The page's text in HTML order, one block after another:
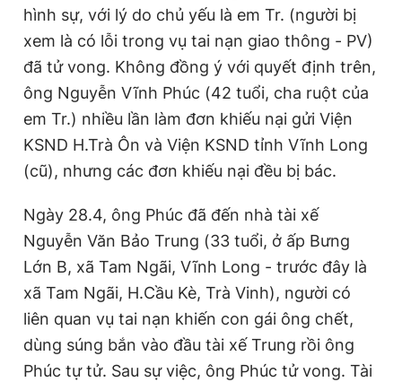
hình sự, với lý do chủ yếu là em Tr. (người bị
xem là có lỗi trong vụ tai nạn giao thông - PV)
đã tử vong. Không đồng ý với quyết định trên,
ông Nguyễn Vĩnh Phúc (42 tuổi, cha ruột của
em Tr.) nhiều lần làm đơn khiếu nại gửi Viện
KSND H.Trà Ôn và Viện KSND tỉnh Vĩnh Long
(cũ), nhưng các đơn khiếu nại đều bị bác.
Ngày 28.4, ông Phúc đã đến nhà tài xế
Nguyễn Văn Bảo Trung (33 tuổi, ở ấp Bưng
Lớn B, xã Tam Ngãi, Vĩnh Long - trước đây là
xã Tam Ngãi, H.Cầu Kè, Trà Vinh), người có
liên quan vụ tai nạn khiến con gái ông chết,
dùng súng bắn vào đầu tài xế Trung rồi ông
Phúc tự tử. Sau sự việc, ông Phúc tử vong. Tài